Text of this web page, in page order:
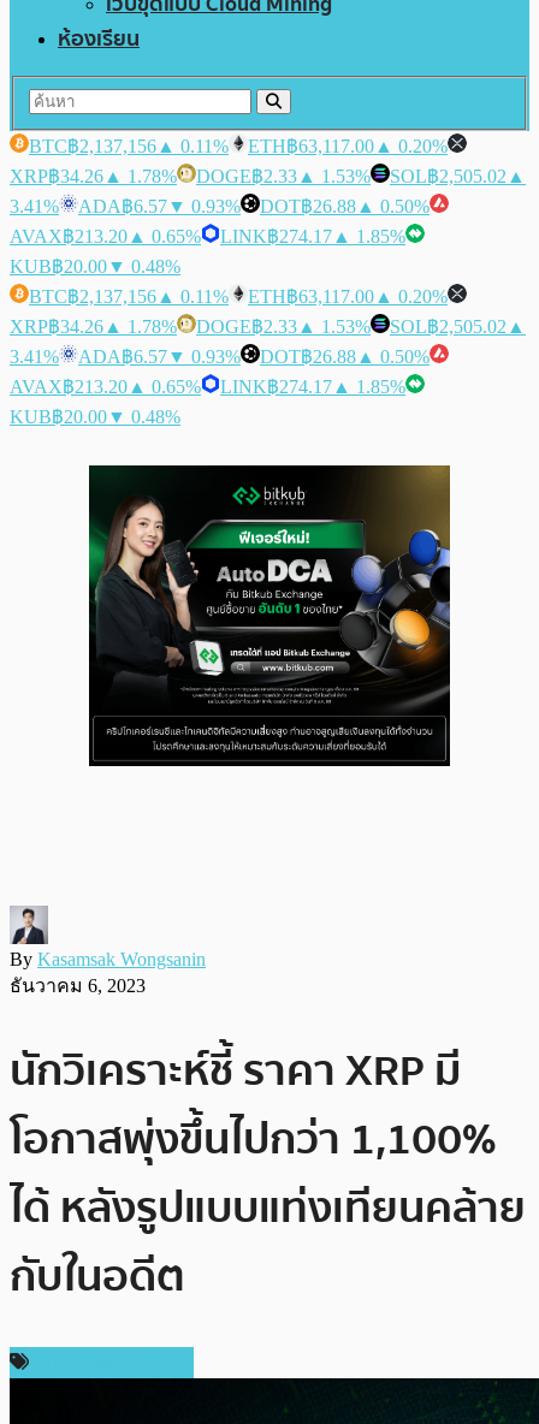
ห้องเรียน
BTC฿2,137,156 ▲ 0.11% ETH฿63,117.00 ▲ 0.20%
XRP฿34.26 ▲ 1.78% DOGE฿2.33 ▲ 1.53% SOL฿2,505.02 ▲
3.41%
ADA฿6.57▼ 0.93% DOT฿26.88 ▲ 0.50%
AVAX฿213.20 ▲ 0.65% LINK฿274.17 ▲ 1.85%
KUB฿20.00▼ 0.48%
BTC฿2,137,156 ▲ 0.11% ETH฿63,117.00 ▲ 0.20%
XRP฿34.26 ▲ 1.78% DOGE฿2.33 ▲ 1.53% SOL฿2,505.02 ▲
3.41%
ADA฿6.57▼ 0.93% DOT฿26.88 ▲ 0.50%
AVAX฿213.20 ▲ 0.65% LINK฿274.17 ▲ 1.85%
KUB฿20.00▼ 0.48%
By Kasamsak Wongsanin
ธันวาคม 6, 2023
นักวิเคราะห์ชี้ ราคา XRP มี
โอกาสพุ่งขึ้นไปกว่า 1,100%
ได้ หลังรูปแบบแท่งเทียนคล้าย
กับในอดีต